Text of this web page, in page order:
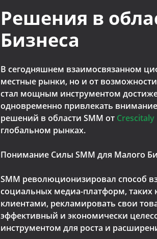
Решения в
Бизнеса
В сегодняшнем взаимосвязанном
местные рынки, но и от
стал мощным инструментом
одновременно привлекать
решений в области SMM от Crescitaly
глобальном рынках.
Понимание Силы SMM для Малого
SMM революционизировал способ
социальных медиа-платформ, таких
клиентами, рекламировать свои
эффективный и экономически
инструментом для роста и